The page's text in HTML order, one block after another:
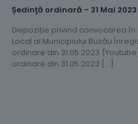
Ședinţă ordinară – 31 Mai 2023
Dispoziție privind convocarea
Local al Municipiului Buzău
ordinare din 31.05.2023
ordinare din 31.05.2023 […]